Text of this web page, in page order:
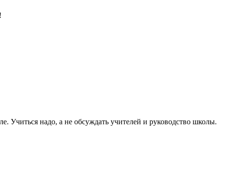
Учиться надо, а не обсуждать учителей и руководство школы.